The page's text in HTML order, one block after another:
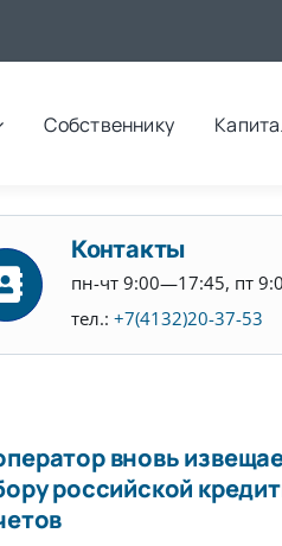
Собственнику
Контакты
пн-чт 9:00—17:45, пт
тел.: +7(4132)20-37-53
вновь
российской